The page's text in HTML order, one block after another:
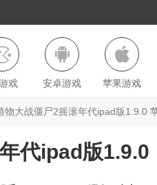
戏 安卓游戏 苹果游戏
物大战僵尸2摇滚年代ipad版1.9.0
代ipad版1.9.0